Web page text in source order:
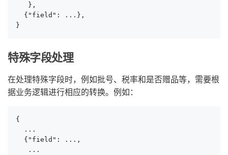
   },
  {"field": ...},
}
特殊字段处理
在处理特殊字段时，例如批号、税率和是否赠品等，需要根
据业务逻辑进行相应的转换。例如：
{
  ...
  {"field": ...,
   ...